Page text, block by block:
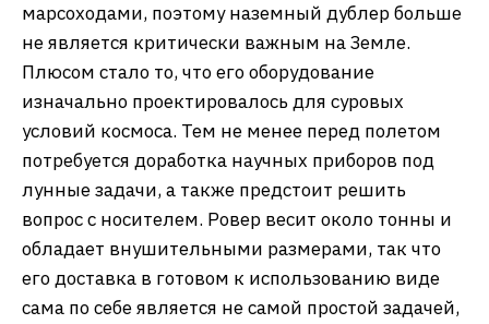
марсоходами, поэтому наземный дублер больше
не является критически важным на Земле.
Плюсом стало то, что его оборудование
изначально проектировалось для суровых
условий космоса. Тем не менее перед полетом
потребуется доработка научных приборов под
лунные задачи, а также предстоит решить
вопрос с носителем. Ровер весит около тонны и
обладает внушительными размерами, так что
его доставка в готовом к использованию виде
сама по себе является не самой простой задачей,